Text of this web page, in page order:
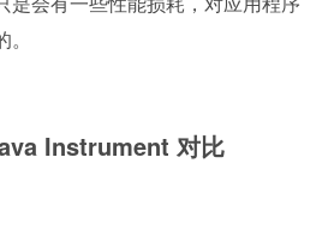
Instrument 对比